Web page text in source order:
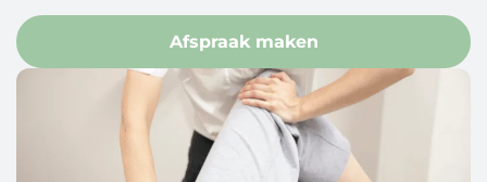
Afspraak maken